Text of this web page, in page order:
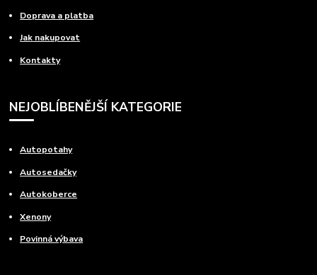
Doprava a platba
Jak nakupovat
Kontakty
NEJOBLÍBENĚJŠÍ KATEGORIE
Autopotahy
Autosedačky
Autokoberce
Xenony
Povinná výbava